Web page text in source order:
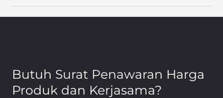
Butuh Surat Penawaran Harga
Produk dan Kerjasama?